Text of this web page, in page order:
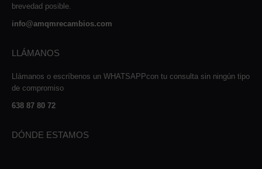
brevedad posible.
info@amqmrecambios.com
LLÁMANOS
Llámanos o escríbenos un WHATSAPPcon tu consulta sin ningún tipo
de compromiso
638 87 80 72
DÓNDE ESTAMOS